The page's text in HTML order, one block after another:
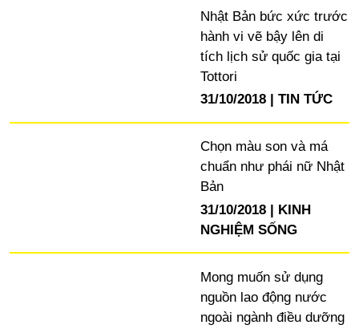
Nhật Bản bức xức trước
hành vi vẽ bậy lên di
tích lịch sử quốc gia tại
Tottori
31/10/2018
TIN TỨC
Chọn màu son và má
chuẩn như phái nữ Nhật
Bản
31/10/2018
KINH
NGHIỆM SỐNG
Mong muốn sử dụng
nguồn lao động nước
ngoài ngành điều dưỡng